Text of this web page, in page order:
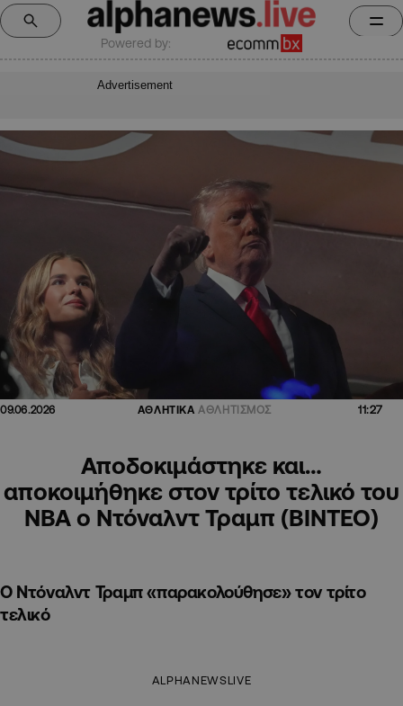
Powered by:
Advertisement
09.06.2026 ΑΘΛΗΤΙΚΑ ΑΘΛΗΤΙΣΜΟΣ 11:27
Αποδοκιμάστηκε και…
αποκοιμήθηκε στον τρίτο τελικό του
ΝΒΑ ο Ντόναλντ Τραμπ (ΒΙΝΤΕΟ)
Ο Ντόναλντ Τραμπ «παρακολούθησε» τον τρίτο
τελικό
ALPHANEWSLIVE